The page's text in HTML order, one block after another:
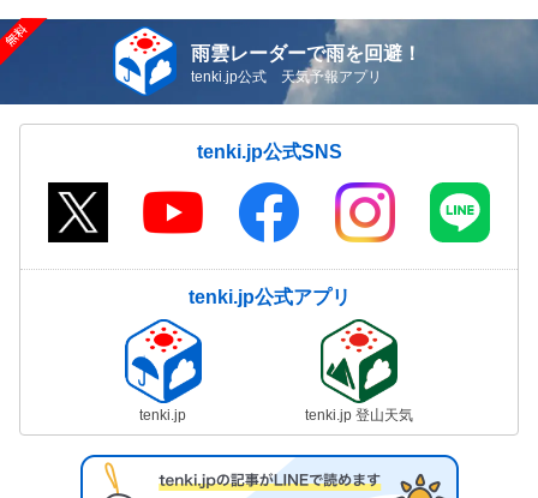
雨雲レーダーで雨を回避！
tenki.jp公式 天気予報アプリ
tenki.jp公式SNS
tenki.jp公式アプリ
tenki.jp tenki.jp 登山天気